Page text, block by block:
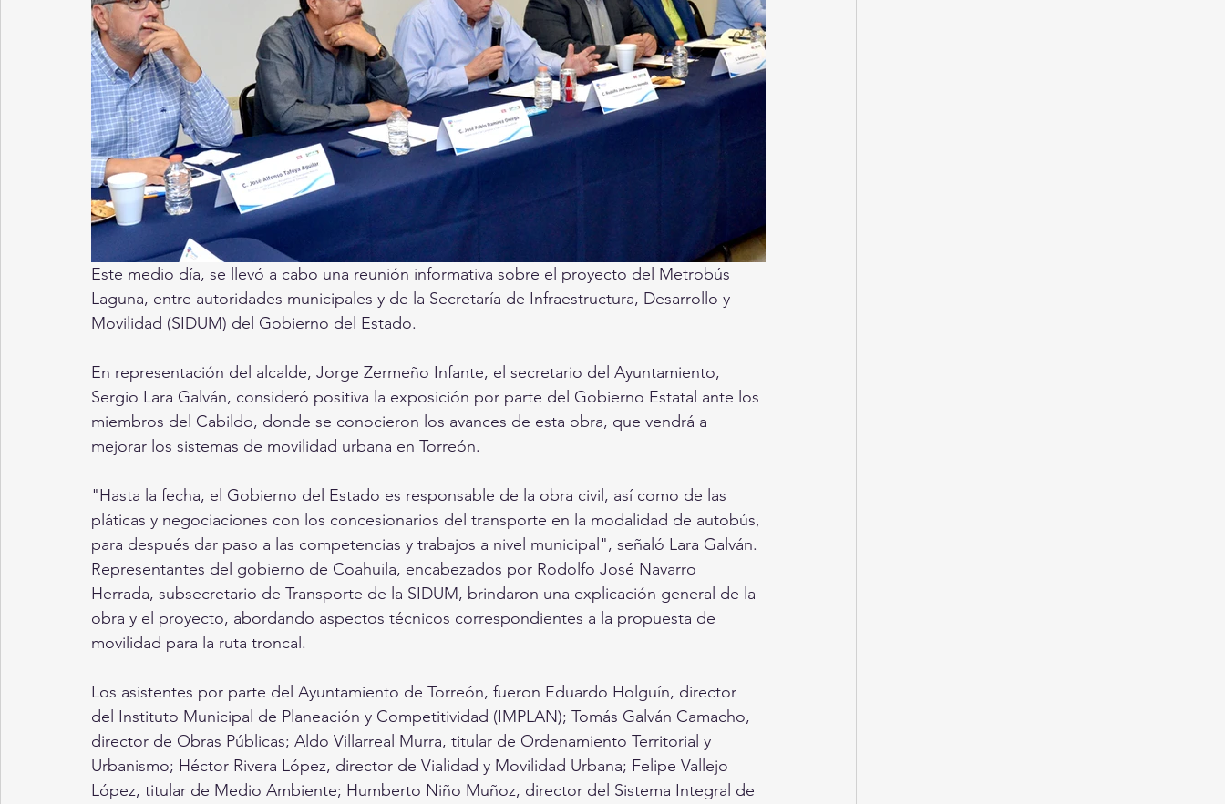
Este medio día, se llevó a cabo una reunión informativa sobre el proyecto del Metrobús
Laguna, entre autoridades municipales y de la Secretaría de Infraestructura, Desarrollo y
Movilidad (SIDUM) del Gobierno del Estado.
En representación del alcalde, Jorge Zermeño Infante, el secretario del Ayuntamiento,
Sergio Lara Galván, consideró positiva la exposición por parte del Gobierno Estatal ante los
miembros del Cabildo, donde se conocieron los avances de esta obra, que vendrá a
mejorar los sistemas de movilidad urbana en Torreón.
"Hasta la fecha, el Gobierno del Estado es responsable de la obra civil, así como de las
pláticas y negociaciones con los concesionarios del transporte en la modalidad de autobús,
para después dar paso a las competencias y trabajos a nivel municipal", señaló Lara Galván.
Representantes del gobierno de Coahuila, encabezados por Rodolfo José Navarro
Herrada, subsecretario de Transporte de la SIDUM, brindaron una explicación general de la
obra y el proyecto, abordando aspectos técnicos correspondientes a la propuesta de
movilidad para la ruta troncal.
Los asistentes por parte del Ayuntamiento de Torreón, fueron Eduardo Holguín, director
del Instituto Municipal de Planeación y Competitividad (IMPLAN); Tomás Galván Camacho,
director de Obras Públicas; Aldo Villarreal Murra, titular de Ordenamiento Territorial y
Urbanismo; Héctor Rivera López, director de Vialidad y Movilidad Urbana; Felipe Vallejo
López, titular de Medio Ambiente; Humberto Niño Muñoz, director del Sistema Integral de